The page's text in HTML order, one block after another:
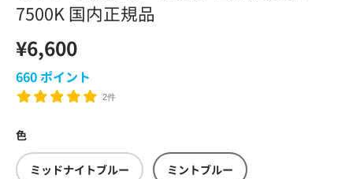
7500K 国内正規品
¥6,600
660ポイント
2件
色
ミッドナイトブルー ミントブルー